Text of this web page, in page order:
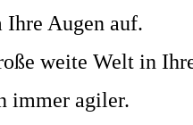
Ihre Augen auf.
weite Welt in
immer agiler.